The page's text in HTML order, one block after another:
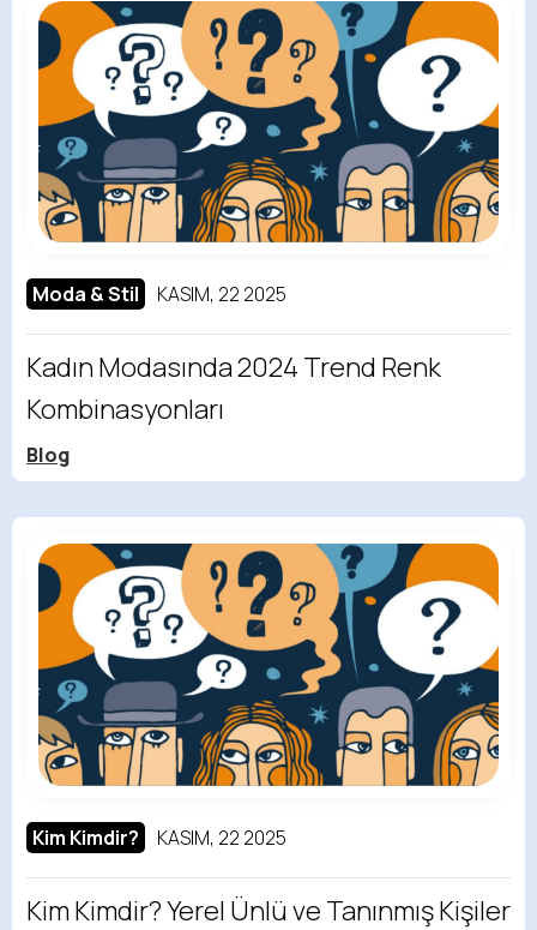
Moda & Stil KASIM, 22 2025
Kadın Modasında 2024 Trend Renk
Kombinasyonları
Blog
Kim Kimdir? KASIM, 22 2025
Kim Kimdir? Yerel Ünlü ve Tanınmış Kişiler